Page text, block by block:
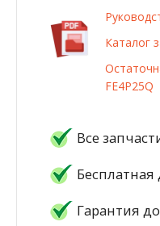
Каталог
FE4P25Q
Все
Бесплатная
Гарантия